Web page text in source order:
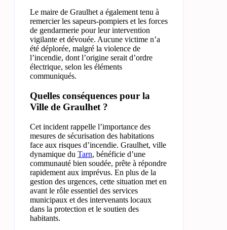
Le maire de Graulhet a également tenu à
remercier les sapeurs-pompiers et les forces
de gendarmerie pour leur intervention
vigilante et dévouée. Aucune victime n’a
été déplorée, malgré la violence de
l’incendie, dont l’origine serait d’ordre
électrique, selon les éléments
communiqués.
Quelles conséquences pour la
Ville de Graulhet ?
Cet incident rappelle l’importance des
mesures de sécurisation des habitations
face aux risques d’incendie. Graulhet, ville
dynamique du Tarn, bénéficie d’une
communauté bien soudée, prête à répondre
rapidement aux imprévus. En plus de la
gestion des urgences, cette situation met en
avant le rôle essentiel des services
municipaux et des intervenants locaux
dans la protection et le soutien des
habitants.